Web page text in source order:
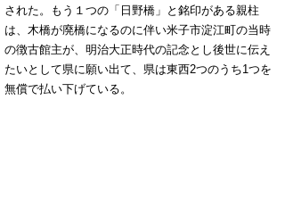
された。もう１つの「日野橋」と銘印がある親柱
は、木橋が廃橋になるのに伴い米子市淀江町の当時
の徴古館主が、明治大正時代の記念とし後世に伝え
たいとして県に願い出て、県は東西2つのうち1つを
無償で払い下げている。